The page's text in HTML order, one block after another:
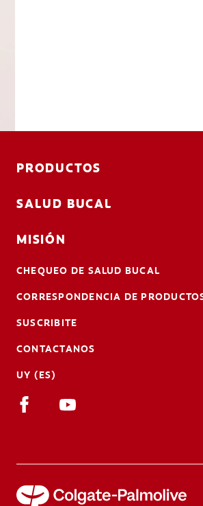
PRODUCTOS
SALUD BUCAL
MISIÓN
CHEQUEO DE SALUD BUCAL
CORRESPONDENCIA DE
SUSCRIBITE
CONTACTANOS
UY (ES)